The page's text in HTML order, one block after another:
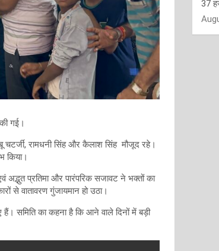
गई।
चटर्जी, रामधनी सिंह और कैलाश सिंह मौजूद रहे।
किया।
अद्भुत प्रतिमा और पारंपरिक सजावट ने भक्तों का
से वातावरण गुंजायमान हो उठा।
समिति का कहना है कि आने वाले दिनों में बड़ी
37